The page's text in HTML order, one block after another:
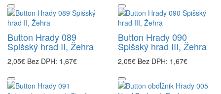
Button Hrady 089
Spišský hrad II, Žehra
2,05€ Bez DPH: 1,67€
Button Hrady 090
Spišský hrad III, Žehra
2,05€ Bez DPH: 1,67€